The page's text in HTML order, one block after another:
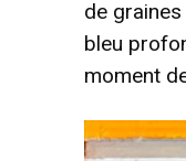
de
bleu
moment